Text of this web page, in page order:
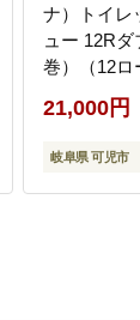
ナ）トイレ
ュー 12R
巻）（12ロ
ク） | トイ
ー【0095-
21,000円
岐阜県 可児市